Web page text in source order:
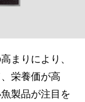
まりにより、
栄養価が高
製品が注目を